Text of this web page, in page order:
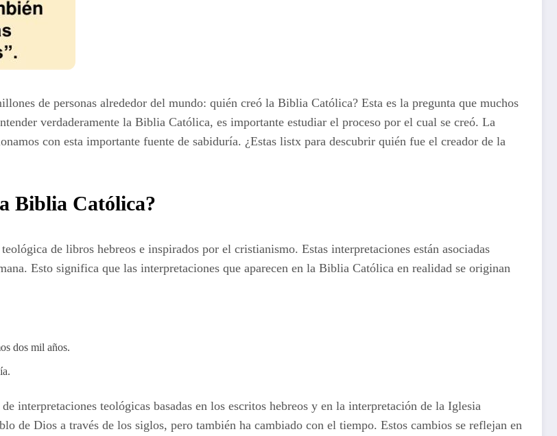
de personas alrededor del mundo: quién creó la Biblia Católica? Esta es la pregunta que muchos
verdaderamente la Biblia Católica, es importante estudiar el proceso por el cual se creó. La
con esta importante fuente de sabiduría. ¿Estas listx para descubrir quién fue el creador de la
Biblia Católica?
de libros hebreos e inspirados por el cristianismo. Estas interpretaciones están asociadas
Esto significa que las interpretaciones que aparecen en la Biblia Católica en realidad se originan
dos mil años.
interpretaciones teológicas basadas en los escritos hebreos y en la interpretación de la Iglesia
de Dios a través de los siglos, pero también ha cambiado con el tiempo. Estos cambios se reflejan en